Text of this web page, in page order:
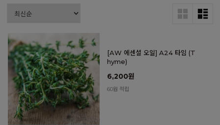
[AW 에센셜 오일] A24 타임 (T
hyme)
6,200원
60원 적립